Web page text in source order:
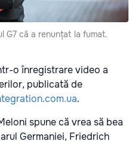
G7 că a renunțat la fumat.
o înregistrare video a
publicată de
.
spune că vrea să bea
Germaniei, Friedrich